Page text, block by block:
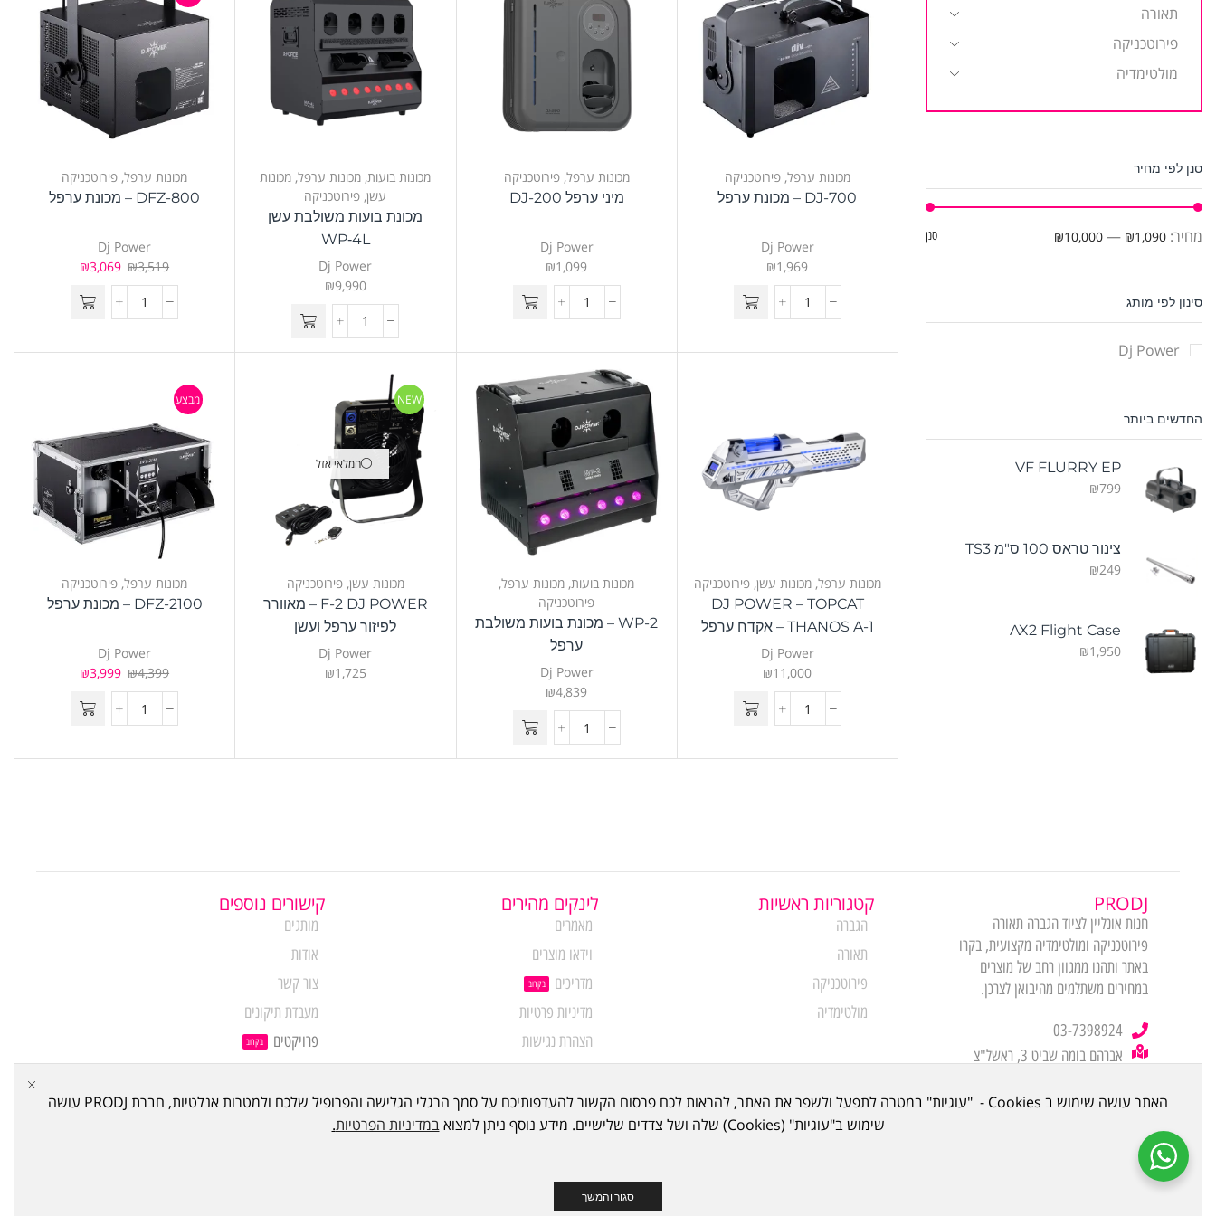
מכונות ערפל,פירוטכניקה
DJ-700 – מכונת ערפל
Dj Power
₪1,969
מכונות ערפל,פירוטכניקה
מיני ערפל DJ-200
Dj Power
₪1,099
מכונות בועות, מכונות ערפל, מכונות
עשן, פירוטכניקה
מכונת בועות משולבת עשן
WP‑4L
Dj Power
₪9,990
מכונות ערפל, פירוטכניקה
DFZ-800 – מכונת ערפל
Dj Power
₪3,519
₪3,069
מכונות ערפל,מכונות עשן,פירוטכניקה
DJ POWER – TOPCAT
THANOS A-1 – אקדח ערפל
Dj Power
₪11,000
מכונות בועות, מכונות ערפל,
פירוטכניקה
WP-2 – מכונת בועות משולבת
ערפל
Dj Power
₪4,839
NEW
המלאי אזל
מכונות עשן,פירוטכניקה
F-2 DJ POWER – מאוורר
לפיזור ערפל ועשן
Dj Power
₪1,725
מבצע
מכונות ערפל, פירוטכניקה
DFZ-2100 – מכונת ערפל
Dj Power
₪4,399
₪3,999
תאורה
פירוטכניקה
מולטימדיה
סנן לפי מחיר
סנן מחיר: ₪1,090
—
₪10,000
סינון לפי מותג
Dj Power
החדשים ביותר
VF FLURRY EP
₪799
צינור טראס 100 ס"מ TS3
₪249
AX2 Flight Case
₪1,950
PRODJ
חנות אונליין לציוד הגברה תאורה
פירוטכניקה ומולטימדיה מקצועית, בקרו
באתר ותהנו ממגוון רחב של מוצרים
במחירים משתלמים מהיבואן לצרכן.
03-7398924
אברהם בומה שביט 3, ראשל"צ
קטגוריות ראשיות
הגברה
תאורה
פירוטכניקה
מולטימדיה
לינקים מהירים
מאמרים
וידאו מוצרים
מדריכים
בקרוב
מדיניות פרטיות
הצהרת נגישות
קישורים נוספים
מותגים
אודות
צור קשר
מעבדת תיקונים
פרויקטים
בקרוב
האתר עושה שימוש ב Cookies - "עוגיות" במטרה לתפעל ולשפר את האתר, להראות לכם פרסום הקשור להעדפותיכם על סמך הרגלי הגלישה והפרופיל שלכם ולמטרות אנלטיות, חברת PRODJ עושה
שימוש ב"עוגיות" (Cookies) שלה ושל צדדים שלישיים. מידע נוסף ניתן למצוא
במדיניות הפרטיות.
סגור והמשך